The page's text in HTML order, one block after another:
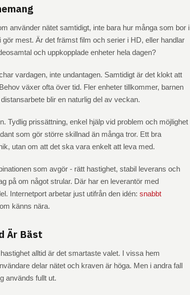
använder nätet samtidigt, inte bara hur många som bor i
gör mest. Är det främst film och serier i HD, eller handlar
och uppkopplade enheter hela dagen?
vardagen, inte undantagen. Samtidigt är det klokt att
växer ofta över tid. Fler enheter tillkommer, barnen
blir en naturlig del av veckan.
Tydlig prissättning, enkel hjälp vid problem och möjlighet
som gör större skillnad än många tror. Ett bra
utan om att det ska vara enkelt att leva med.
som avgör - rätt hastighet, stabil leverans och
på om något strular. Där har en leverantör med
Internetport arbetar just utifrån den idén: snabbt
känns nära.
Är Bäst
alltid är det smartaste valet. I vissa hem
delar nätet och kraven är höga. Men i andra fall
används fullt ut.